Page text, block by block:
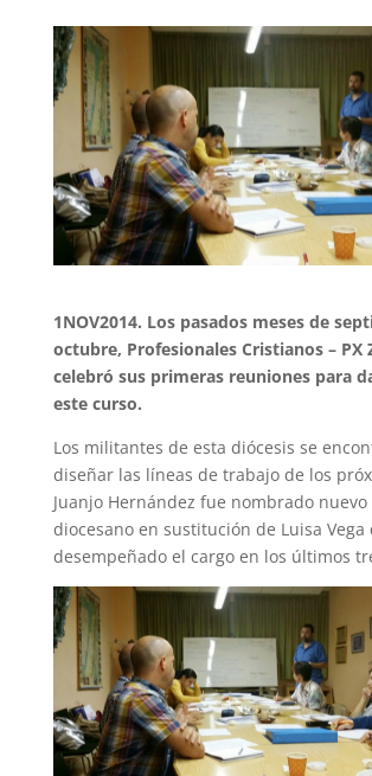
1NOV2014. Los pasados meses de
octubre, Profesionales Cristianos – PX
celebró sus primeras reuniones para
este curso.
Los militantes de esta diócesis se
diseñar las líneas de trabajo de los
Juanjo Hernández fue nombrado
diocesano en sustitución de Luisa Vega
desempeñado el cargo en los últimos